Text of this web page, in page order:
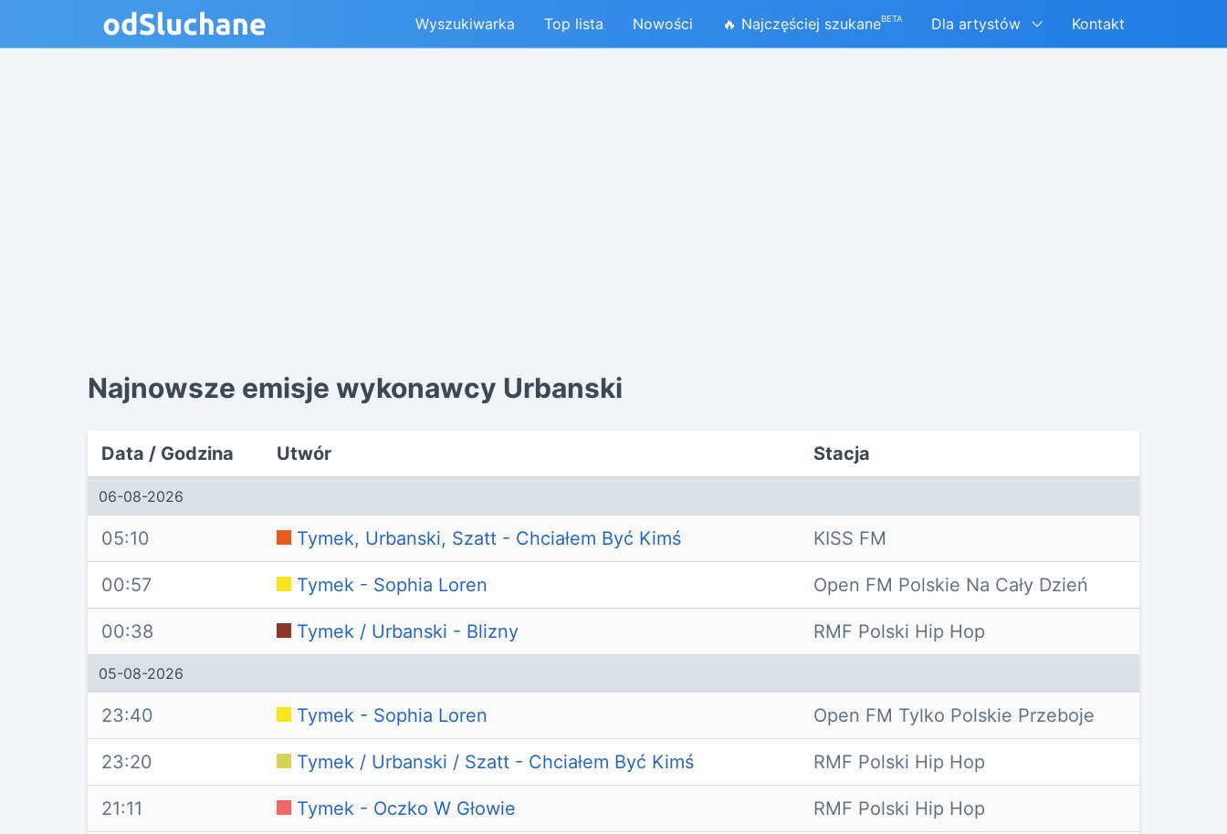
Wyszukiwarka Top lista Nowości 🔥 Najczęściej szukaneBETA Dla artystów Kontakt
Najnowsze emisje wykonawcy Urbanski
Data / Godzina Utwór Stacja
06-08-2026
05:10 Tymek, Urbanski, Szatt - Chciałem Być Kimś KISS FM
00:57 Tymek - Sophia Loren Open FM Polskie Na Cały Dzień
00:38 Tymek / Urbanski - Blizny RMF Polski Hip Hop
05-08-2026
23:40 Tymek - Sophia Loren Open FM Tylko Polskie Przeboje
23:20 Tymek / Urbanski / Szatt - Chciałem Być Kimś RMF Polski Hip Hop
21:11 Tymek - Oczko W Głowie RMF Polski Hip Hop